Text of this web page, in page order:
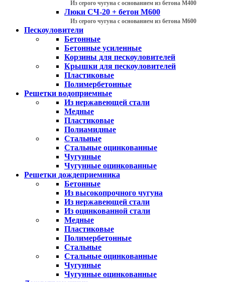
Из серого чугуна с основанием из бетона М400
Люки СЧ-20 + бетон М600
Из серого чугуна с основанием из бетона М600
Пескоуловители
Бетонные
Бетонные усиленные
Корзины для пескоуловителей
Крышки для пескоуловителей
Пластиковые
Полимербетонные
Решетки водоприемные
Из нержавеющей стали
Медные
Пластиковые
Полиамидные
Стальные
Стальные оцинкованные
Чугунные
Чугунные оцинкованные
Решетки дождеприемника
Бетонные
Из высокопрочного чугуна
Из нержавеющей стали
Из оцинкованной стали
Медные
Пластиковые
Полимербетонные
Стальные
Стальные оцинкованные
Чугунные
Чугунные оцинкованные